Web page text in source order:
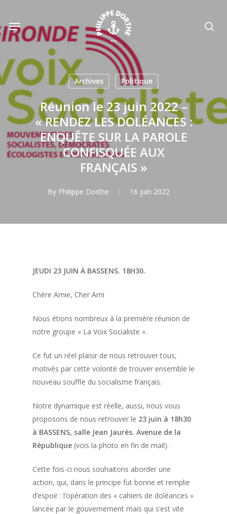
main
Menu
Archives Politique
Réunion le 23 juin 2022 –
« RENDEZ LES DOLÉANCES :
ENQUÊTE SUR LA PAROLE
CONFISQUÉE AUX
FRANÇAIS »
By Philippe Dorthe 16 juin 2022
JEUDI 23 JUIN À BASSENS. 18H30.
Chère Amie, Cher Ami
Nous étions nombreux à la première réunion de
notre groupe « La Voix Socialiste ».
Ce fut un réel plaisir de nous retrouver tous,
motivés par cette volonté de trouver ensemble le
nouveau souffle du socialisme français.
Notre dynamique est réelle, aussi, nous vous
proposons de nous retrouver le 23 juin à 18h30
à BASSENS, salle Jean Jaurès. Avenue de la
République (vois la photo en fin de mail).
Cette fois-ci nous souhaitons aborder une
action, qui, dans le principe fut bonne et remplie
d’espoir : l’opération des « cahiers de doléances »
lancée par le gouvernement mais qui s’est vite